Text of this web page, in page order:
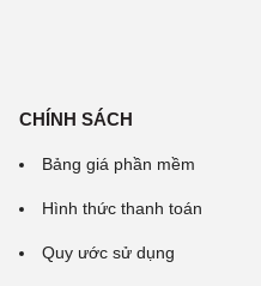
CHÍNH SÁCH
Bảng giá phần mềm
Hình thức thanh toán
Quy ước sử dụng